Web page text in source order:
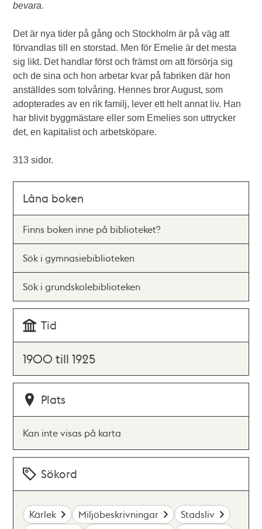
bevara.
Det är nya tider på gång och Stockholm är på väg att
förvandlas till en storstad. Men för Emelie är det mesta
sig likt. Det handlar först och främst om att försörja sig
och de sina och hon arbetar kvar på fabriken där hon
anställdes som tolvåring. Hennes bror August, som
adopterades av en rik familj, lever ett helt annat liv. Han
har blivit byggmästare eller som Emelies son uttrycker
det, en kapitalist och arbetsköpare.
313 sidor.
Låna boken
Finns boken inne på biblioteket?
Sök i gymnasiebiblioteken
Sök i grundskolebiblioteken
Tid
1900 till 1925
Plats
Kan inte visas på karta
Sökord
Kärlek Miljöbeskrivningar
Stadsliv